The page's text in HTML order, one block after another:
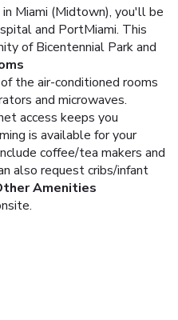
Miami (Midtown), you'll be
and PortMiami. This
of Bicentennial Park and
the air-conditioned rooms
and microwaves.
access keeps you
is available for your
coffee/tea makers and
also request cribs/infant
Amenities